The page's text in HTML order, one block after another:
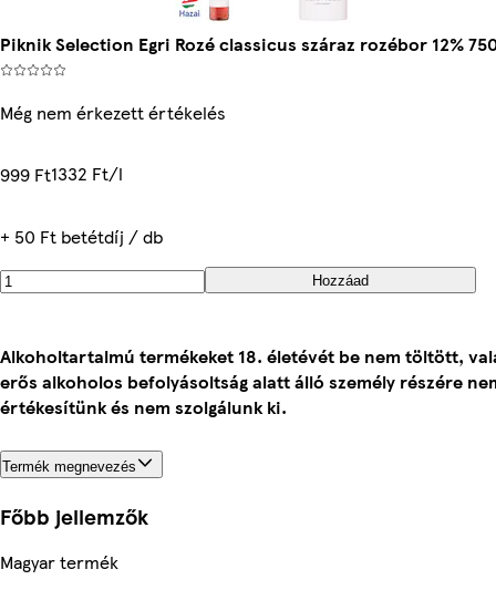
Piknik Selection Egri Rozé classicus száraz rozébor 12%
Még nem érkezett értékelés
999 Ft1332 Ft/l
+ 50 Ft betétdíj / db
Hozzáad
Alkoholtartalmú termékeket 18. életévét be nem töltött,
erős alkoholos befolyásoltság alatt álló személy részére
értékesítünk és nem szolgálunk ki.
Termék megnevezés
Főbb jellemzők
Magyar termék